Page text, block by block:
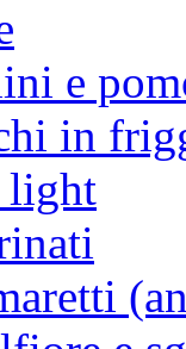
e
in
light